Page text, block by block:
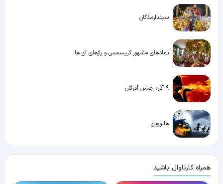
سپندارمذگان
نمادهای مشهور کریسمس و رازهای آن ها
9 آذر؛ جشن آذرگان
هالووین
همراه کارناوال باشید